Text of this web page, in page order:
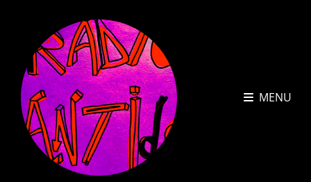
MENU